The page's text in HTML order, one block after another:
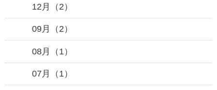
12月（2）
09月（2）
08月（1）
07月（1）